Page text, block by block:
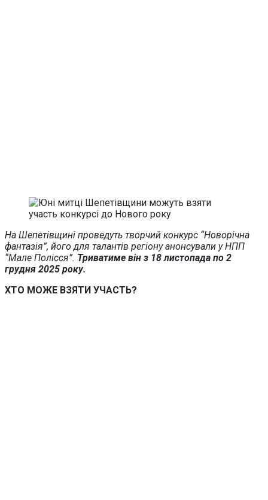
На Шепетівщині проведуть творчий конкурс “Новорічна
фантазія”, його для талантів регіону анонсували у НПП
“Мале Полісся”. Триватиме він з 18 листопада по 2
грудня 2025 року.
ХТО МОЖЕ ВЗЯТИ УЧАСТЬ?